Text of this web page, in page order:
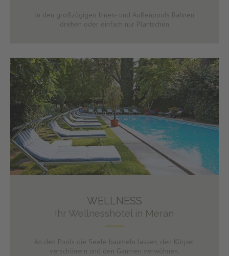
In den großzügigen Innen- und Außenpools Bahnen
drehen oder einfach nur Plantschen
WELLNESS
Ihr Wellnesshotel in Meran
An den Pools die Seele baumeln lassen, den Körper
verschönern und den Gaumen verwöhnen.